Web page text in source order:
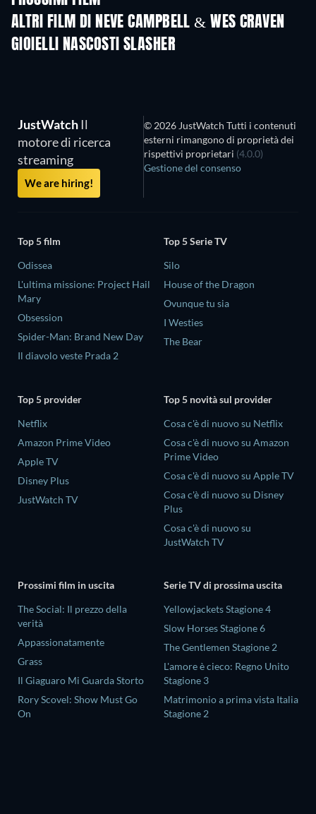
ALTRI FILM DI NEVE CAMPBELL & WES CRAVEN
GIOIELLI NASCOSTI SLASHER
JustWatch Il
motore di ricerca
streaming
We are hiring!
© 2026 JustWatch Tutti i contenuti
esterni rimangono di proprietà dei
rispettivi proprietari (4.0.0)
Gestione del consenso
Top 5 film
Odissea
L'ultima missione: Project Hail
Mary
Obsession
Spider-Man: Brand New Day
Il diavolo veste Prada 2
Top 5 Serie TV
Silo
House of the Dragon
Ovunque tu sia
I Westies
The Bear
Top 5 provider
Netflix
Amazon Prime Video
Apple TV
Disney Plus
JustWatch TV
Top 5 novità sul provider
Cosa c'è di nuovo su Netflix
Cosa c'è di nuovo su Amazon
Prime Video
Cosa c'è di nuovo su Apple TV
Cosa c'è di nuovo su Disney
Plus
Cosa c'è di nuovo su
JustWatch TV
Prossimi film in uscita
The Social: Il prezzo della
verità
Appassionatamente
Grass
Il Giaguaro Mi Guarda Storto
Rory Scovel: Show Must Go
On
Serie TV di prossima uscita
Yellowjackets Stagione 4
Slow Horses Stagione 6
The Gentlemen Stagione 2
L'amore è cieco: Regno Unito
Stagione 3
Matrimonio a prima vista Italia
Stagione 2